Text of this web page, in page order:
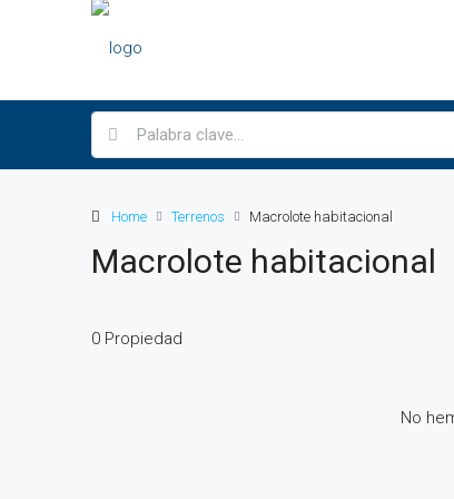
Home Terrenos Macrolote habitacional
Macrolote habitacional
0 Propiedad
No